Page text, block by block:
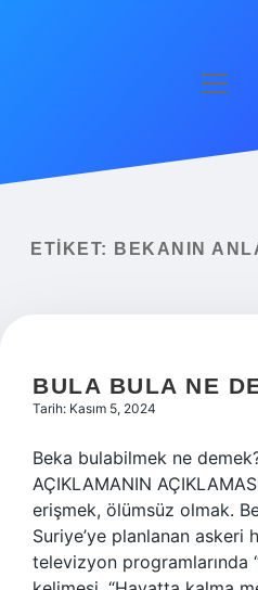
Yasal Uyarı
menüyü
ETIKET: BEKANIN
BULA BULA NE
Tarih: Kasım 5, 2024
Beka bulabilmek ne
AÇIKLAMANIN
erişmek, ölümsüz olmak.
Suriye’ye planlanan askeri
televizyon programlarında